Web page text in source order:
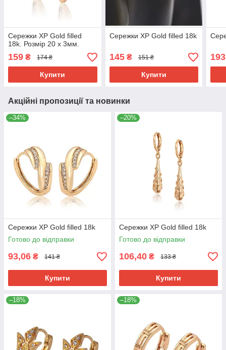
Сережки ХР Gold filled
18k. Розмір 20 х 3мм.
159 ₴ 174 ₴
Купити
Сережки ХР Gold filled 18k
145₴ 151 ₴
Купити
193
Акційні пропозиції та новинки
–34%
Сережки ХР Gold filled 18k
Готово до відправки
93,06 ₴ 141 ₴
Купити
–20%
Сережки ХР Gold filled 18k
Готово до відправки
106,40 ₴ 133 ₴
Купити
–18% –18%